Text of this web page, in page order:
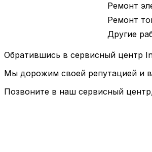
Ремонт
Ремонт
Другие
Обратившись в сервисный центр
Мы дорожим своей репутацией и
Позвоните в наш сервисный